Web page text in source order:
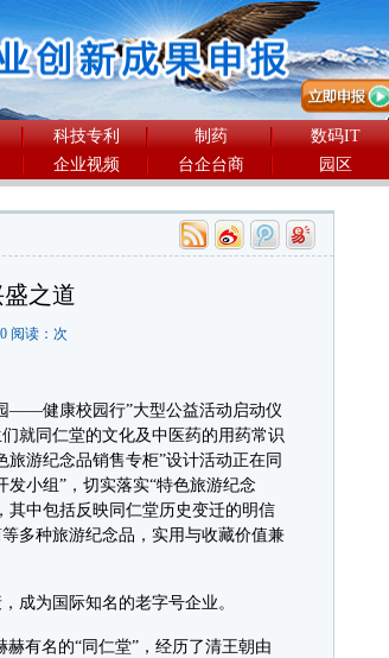
科技专利 制药 数码IT
企业视频 台企台商 园区
之道
阅读： 次
健康校园行”大型公益活动启动仪
就同仁堂的文化及中医药的用药常识
游纪念品销售专柜”设计活动正在同
小组”，切实落实“特色旅游纪念
其中包括反映同仁堂历史变迁的明信
多种旅游纪念品，实用与收藏价值兼
为国际知名的老字号企业。
有名的“同仁堂”，经历了清王朝由